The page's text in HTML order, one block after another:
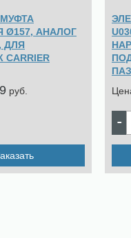
МУФТА
Ø157, АНАЛОГ
ДЛЯ
pуб.